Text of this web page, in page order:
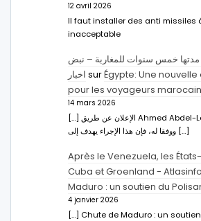
12 avril 2026
Il faut installer des anti missiles
inacceptable
مدتها خمس سنوات للمغاربة – نبض
اخبار surÉgypte: Une
pour les voyageurs
14 mars 2026
[…] الإعلان عن طريق Ahmed Abdel-Latifسفير مصر بالرباط.
ووفقا له، فإن هذا الإجراء يهدف إلى […]
Après le Venezuela, les
Cuba et Groenland - Atlasinfo
Maduro : un soutien du
4 janvier 2026
[…] Chute de Maduro : un